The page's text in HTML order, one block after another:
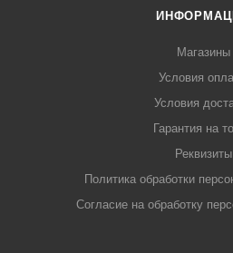
Магазины
Условия
Условия
Гарантия на
Реквизиты
Политика обработки
Согласие на обработку